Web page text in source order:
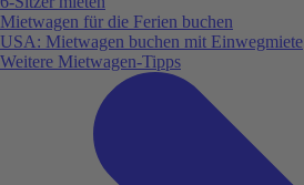
Mietwagen für die Ferien buchen
USA: Mietwagen buchen mit Einwegmiete
Weitere Mietwagen-Tipps